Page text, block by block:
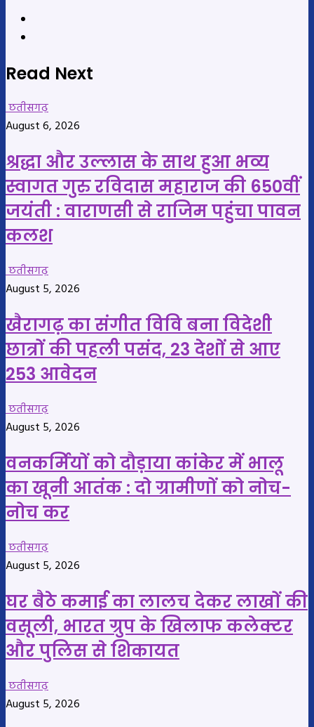
Read Next
छतीसगढ़
August 6, 2026
श्रद्धा और उल्लास के साथ हुआ भव्य
स्वागत गुरु रविदास महाराज की 650वीं
जयंती : वाराणसी से राजिम पहुंचा पावन
कलश
छतीसगढ़
August 5, 2026
खैरागढ़ का संगीत विवि बना विदेशी
छात्रों की पहली पसंद, 23 देशों से आए
253 आवेदन
छतीसगढ़
August 5, 2026
वनकर्मियों को दौड़ाया कांकेर में भालू
का खूनी आतंक : दो ग्रामीणों को नोच-
नोच कर
छतीसगढ़
August 5, 2026
घर बैठे कमाई का लालच देकर लाखों की
वसूली, भारत ग्रुप के खिलाफ कलेक्टर
और पुलिस से शिकायत
छतीसगढ़
August 5, 2026